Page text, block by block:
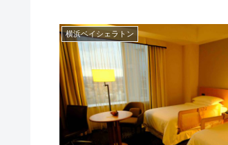
横浜ベイシェラトン